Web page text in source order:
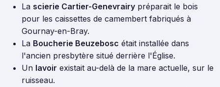
La scierie Cartier-Genevrairy préparait le bois
pour les caissettes de camembert fabriqués à
Gournay-en-Bray.
La Boucherie Beuzebosc était installée dans
l'ancien presbytère situé derrière l'Église.
Un lavoir existait au-delà de la mare actuelle, sur le
ruisseau.